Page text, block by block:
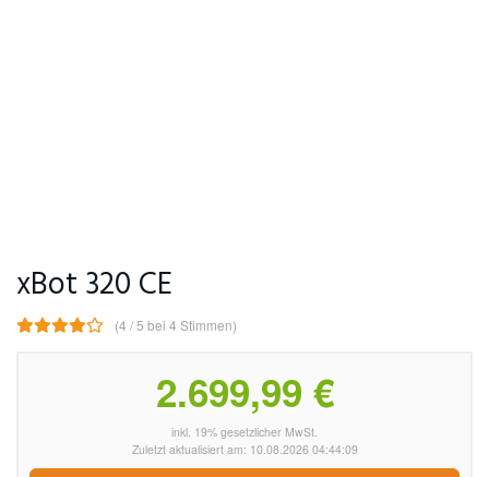
xBot 320 CE
(4 / 5 bei 4 Stimmen)
2.699,99 €
inkl. 19% gesetzlicher MwSt.
Zuletzt aktualisiert am: 10.08.2026 04:44:09